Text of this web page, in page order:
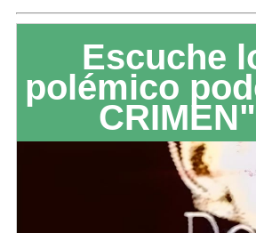
Escuche
polémico